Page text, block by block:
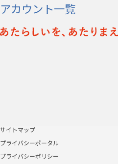
アカウント一覧
サイトマップ
プライバシーポータル
プライバシーポリシー